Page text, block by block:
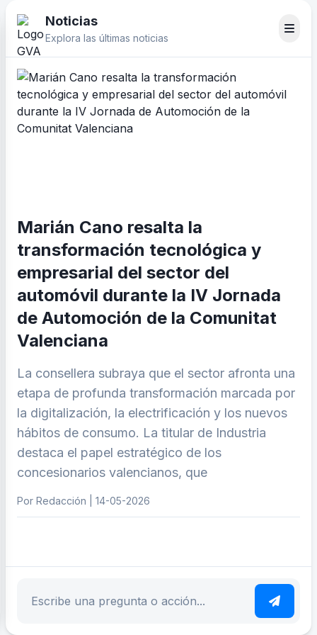
Noticias
Explora las últimas noticias
Marián Cano resalta la
transformación tecnológica y
empresarial del sector del
automóvil durante la IV Jornada
de Automoción de la Comunitat
Valenciana
La consellera subraya que el sector afronta una
etapa de profunda transformación marcada por
la digitalización, la electrificación y los nuevos
hábitos de consumo. La titular de Industria
destaca el papel estratégico de los
concesionarios valencianos, que
Por Redacción | 14-05-2026
Escribe tu pregunta